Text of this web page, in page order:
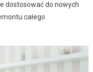
dostosować do nowych
całego